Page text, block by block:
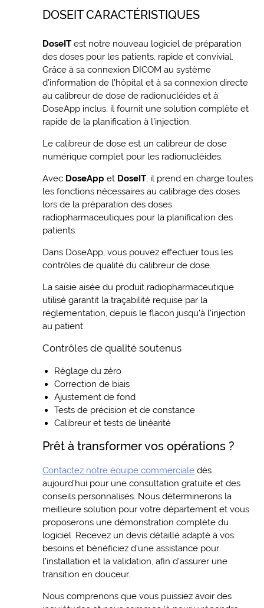
DOSEIT CARACTÉRISTIQUES
DoseIT est notre nouveau logiciel de préparation
des doses pour les patients, rapide et convivial.
Grâce à sa connexion DICOM au système
d’information de l’hôpital et à sa connexion directe
au calibreur de dose de radionucléides et à
DoseApp inclus, il fournit une solution complète et
rapide de la planification à l’injection.
Le calibreur de dose est un calibreur de dose
numérique complet pour les radionucléides.
Avec DoseApp et DoseIT , il prend en charge toutes
les fonctions nécessaires au calibrage des doses
lors de la préparation des doses
radiopharmaceutiques pour la planification des
patients.
Dans DoseApp, vous pouvez effectuer tous les
contrôles de qualité du calibreur de dose.
La saisie aisée du produit radiopharmaceutique
utilisé garantit la traçabilité requise par la
réglementation, depuis le flacon jusqu’à l’injection
au patient.
Contrôles de qualité soutenus
Réglage du zéro
Correction de biais
Ajustement de fond
Tests de précision et de constance
Calibreur et tests de linéarité
Prêt à transformer vos opérations ?
Contactez notre équipe commerciale dès
aujourd’hui pour une consultation gratuite et des
conseils personnalisés. Nous déterminerons la
meilleure solution pour votre département et vous
proposerons une démonstration complète du
logiciel. Recevez un devis détaillé adapté à vos
besoins et bénéficiez d’une assistance pour
l’installation et la validation, afin d’assurer une
transition en douceur.
Nous comprenons que vous puissiez avoir des